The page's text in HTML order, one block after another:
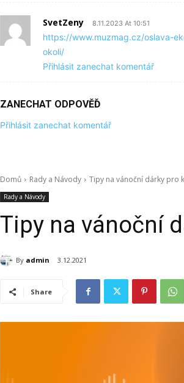
SvetZeny 8.11.2023 At 10:51
https://www.muzmag.cz/oslava-
okoli/
Přihlásit zanechat komentář
ZANECHAT ODPOVĚĎ
Přihlásit zanechat komentář